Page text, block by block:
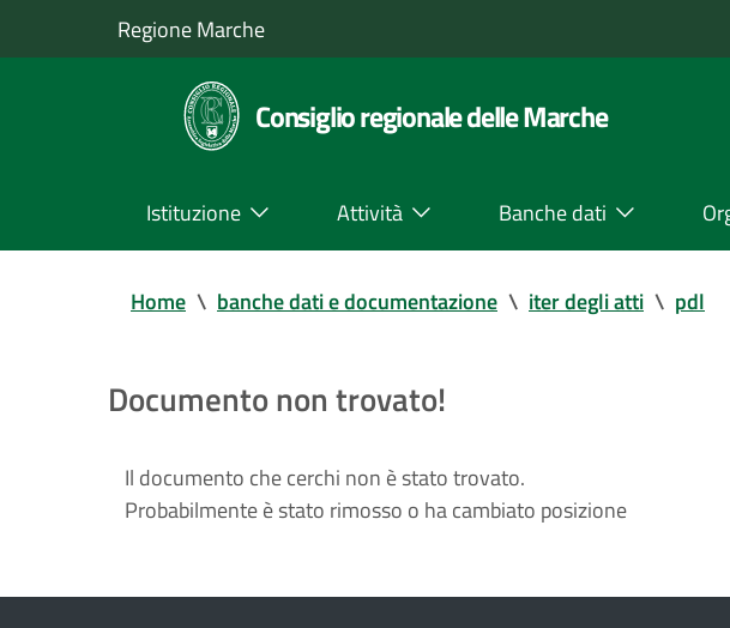
Regione Marche
Consiglio regionale delle Marche
Istituzione Attività Banche dati
Home \ banche dati e documentazione \ iter degli atti \ pdl
Documento non trovato!
Il documento che cerchi non è stato trovato.
Probabilmente è stato rimosso o ha cambiato posizione